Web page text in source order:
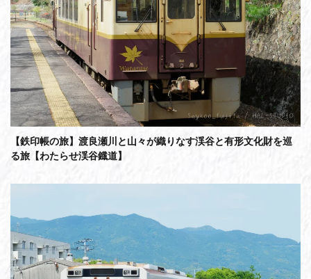
【鉄印帳の旅】渡良瀬川と山々が織りなす渓谷と有形文化財を巡
る旅【わたらせ渓谷鐡道】